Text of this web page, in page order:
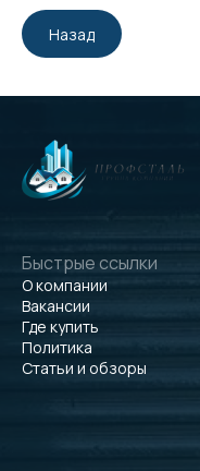
Назад
Быстрые ссылки
О компании
Вакансии
Где купить
Политика
Статьи и обзоры